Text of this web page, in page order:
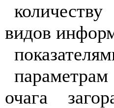
видов
очага